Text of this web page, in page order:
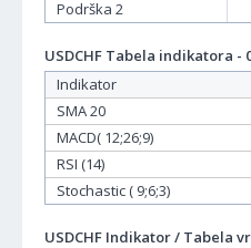
Podrška 2
USDCHF Tabela indikatora -
Indikator
SMA 20
MACD( 12;26;9)
RSI (14)
Stochastic ( 9;6;3)
USDCHF Indikator / Tabela